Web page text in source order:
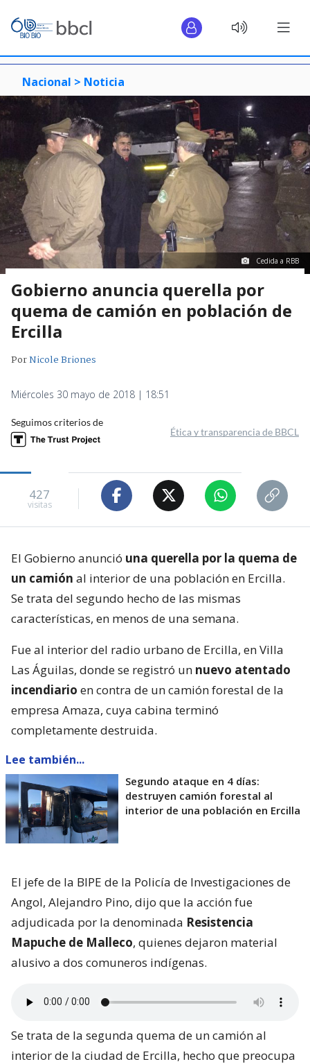
Nacional > Noticia
Cedida a RBB
Gobierno anuncia querella por
quema de camión en población de
Ercilla
PorNicole Briones
Miércoles 30 mayo de 2018 | 18:51
Seguimos criterios de
Ética y transparencia de BBCL
427
visitas
El Gobierno anunció una querella por la quema de
un camión al interior de una población en Ercilla.
Se trata del segundo hecho de las mismas
características, en menos de una semana.
Fue al interior del radio urbano de Ercilla, en Villa
Las Águilas, donde se registró un nuevo atentado
incendiario en contra de un camión forestal de la
empresa Amaza, cuya cabina terminó
completamente destruida.
Lee también...
Segundo ataque en 4 días:
destruyen camión forestal al
interior de una población en Ercilla
El jefe de la BIPE de la Policía de Investigaciones de
Angol, Alejandro Pino, dijo que la acción fue
adjudicada por la denominada Resistencia
Mapuche de Malleco, quienes dejaron material
alusivo a dos comuneros indígenas.
Se trata de la segunda quema de un camión al
interior de la ciudad de Ercilla, hecho que preocupa